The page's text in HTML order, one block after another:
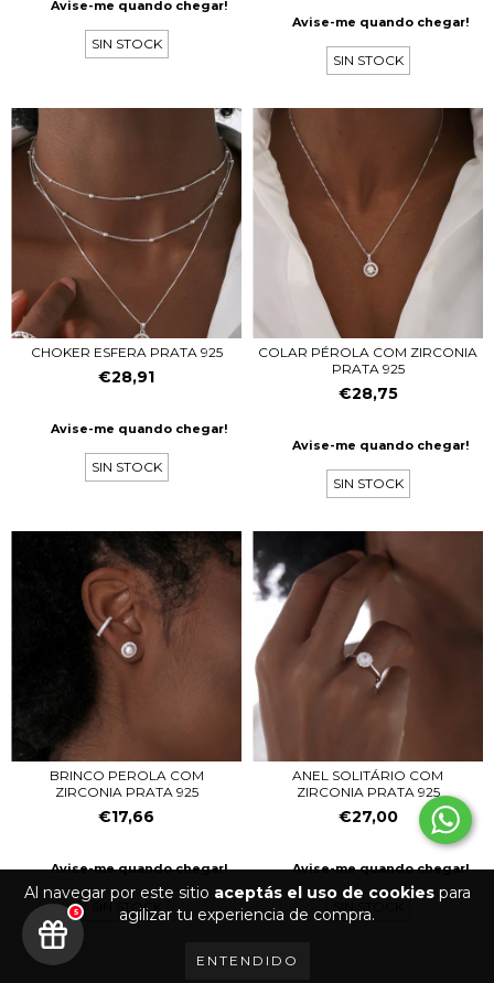
Al navegar por este sitio aceptás el uso de cookiespara
agilizar tu experiencia de compra.
ENTENDIDO
Avise-me quando chegar!
SIN STOCK
Avise-me quando chegar!
SIN STOCK
CHOKER ESFERA PRATA 925
€28,91
Avise-me quando chegar!
SIN STOCK
COLAR PÉROLA COM ZIRCONIA
PRATA 925
€28,75
Avise-me quando chegar!
SIN STOCK
BRINCO PEROLA COM
ZIRCONIA PRATA 925
€17,66
Avise-me quando chegar!
SIN STOCK
ANEL SOLITÁRIO COM
ZIRCONIA PRATA 925
€27,00
Avise-me quando chegar!
5